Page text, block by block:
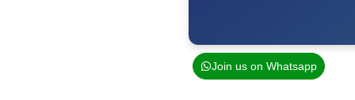
Join us on Whatsapp